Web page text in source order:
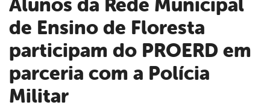
Alunos da Rede Municipal
de Ensino de Floresta
participam do PROERD em
parceria com a Polícia
Militar